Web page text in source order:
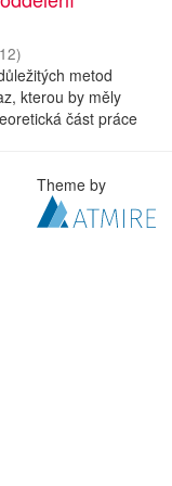
)
metod
kterou by měly
část práce
Theme by